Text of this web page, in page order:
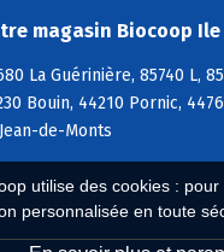
utilise des cookies :
personnalisée en toute
magasin Biocoop
La Guérinière, 85740 L,
Bouin, 44210 Pornic,
de-Monts